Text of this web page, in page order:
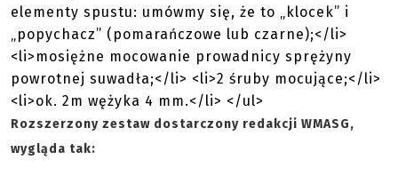
elementy spustu: umówmy się, że to „klocek” i
„popychacz” (pomarańczowe lub czarne);</li>
<li>mosiężne mocowanie prowadnicy sprężyny
powrotnej suwadła;</li> <li>2 śruby mocujące;</li>
<li>ok. 2m wężyka 4 mm.</li> </ul>
Rozszerzony zestaw dostarczony redakcji WMASG,
wygląda tak: